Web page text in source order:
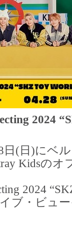
2024
日(日)にベ
Kidsのオ
2024
ブ・ビュ